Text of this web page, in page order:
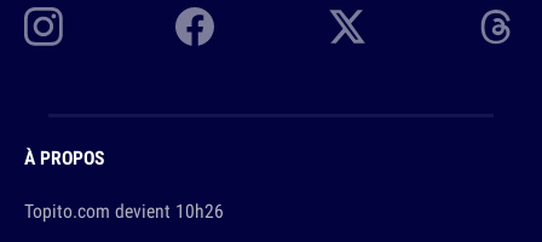
À PROPOS
Topito.com devient 10h26